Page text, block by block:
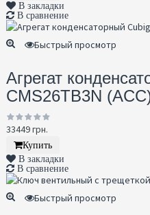
В закладки
В сравнение
Быстрый просмотр
Агрегат
CMS26TB3N
33449 грн.
Купить
В закладки
В сравнение
Быстрый просмотр